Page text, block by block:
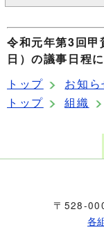
令和元年第3回
日）の議事日程
トップ
お知ら
トップ
組織
〒528-
各